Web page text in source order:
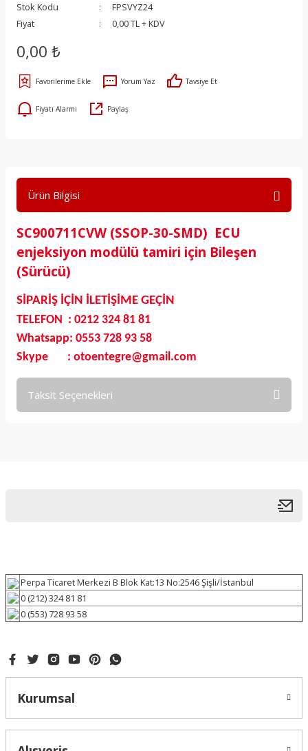
Stok Kodu
FPSVYZ24
Fiyat
0,00 TL + KDV
0,00 ₺
Yorum Yaz Tavsiye Et
Fiyatı Alarmı Paylaş
Ürün Bilgisi
SC900711CVW (SSOP-30-SMD) ECU
enjeksiyon modülü tamiri için Bileşen
(Sürücü)
SİPARİŞ İÇİN İLETİŞİME GEÇİN
TELEFON : 0212 324 81 81
Whatsapp: 0553 728 93 58
Skype : otoentegre@gmail.com
Taksit Seçenekleri
Perpa Ticaret Merkezi B Blok Kat:13 No:2546 Şişli/İstanbul
0 (212) 324 81 81
0 (553) 728 93 58
Kurumsal